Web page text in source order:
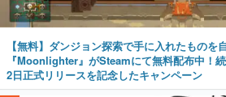
【無料】ダンジョン探索で手に入れたものを
『Moonlighter』がSteamにて無料配布中！
2日正式リリースを記念したキャンペーン